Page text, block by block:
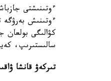
ءوتىنىشتى
ءوتىنىش بەرۋگە
كۋالىگى بولعان
سالىستىرىپ،
تىركەۋ قانشا